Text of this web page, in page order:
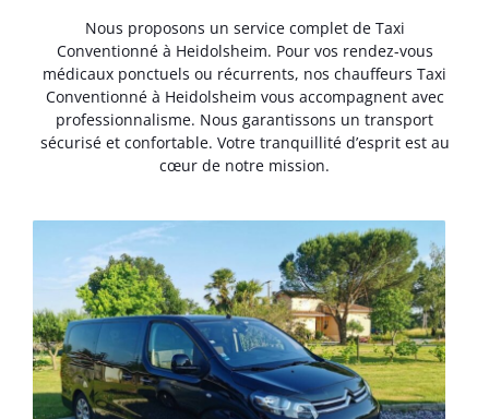
Nous proposons un service complet de Taxi
Conventionné à Heidolsheim. Pour vos rendez-vous
médicaux ponctuels ou récurrents, nos chauffeurs Taxi
Conventionné à Heidolsheim vous accompagnent avec
professionnalisme. Nous garantissons un transport
sécurisé et confortable. Votre tranquillité d’esprit est au
cœur de notre mission.